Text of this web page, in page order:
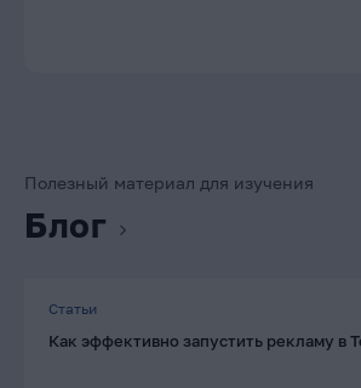
Полезный материал для изучения
Блог
Статьи
Как эффективно запустить рекламу в